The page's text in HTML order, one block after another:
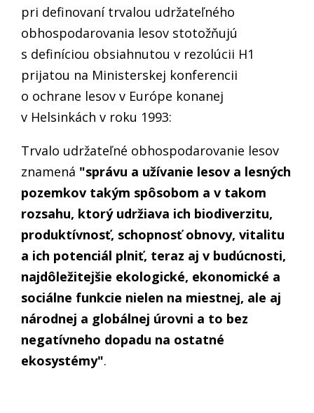
pri definovaní trvalou udržateľného
obhospodarovania lesov stotožňujú
s definíciou obsiahnutou v rezolúcii H1
prijatou na Ministerskej konferencii
o ochrane lesov v Európe konanej
v Helsinkách v roku 1993:
Trvalo udržateľné obhospodarovanie lesov
znamená "správu a užívanie lesov a lesných
pozemkov takým spôsobom a v takom
rozsahu, ktorý udržiava ich biodiverzitu,
produktívnosť, schopnosť obnovy, vitalitu
a ich potenciál plniť, teraz aj v budúcnosti,
najdôležitejšie ekologické, ekonomické a
sociálne funkcie nielen na miestnej, ale aj
národnej a globálnej úrovni a to bez
negatívneho dopadu na ostatné
ekosystémy".